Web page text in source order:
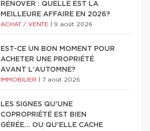
RÉNOVER : QUELLE EST LA
MEILLEURE AFFAIRE EN 2026?
ACHAT / VENTE 9 août 2026
EST-CE UN BON MOMENT POUR
ACHETER UNE PROPRIÉTÉ
AVANT L'AUTOMNE?
IMMOBILIER 7 août 2026
LES SIGNES QU'UNE
COPROPRIÉTÉ EST BIEN
GÉRÉE… OU QU'ELLE CACHE